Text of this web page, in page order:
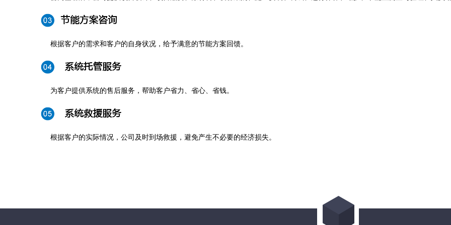
根据客户的需求和客户的自身状况，给予满意的节能方案回馈。
为客户提供系统的售后服务，帮助客户省力、省心、省钱。
根据客户的实际情况，公司及时到场救援，避免产生不必要的经济损失。